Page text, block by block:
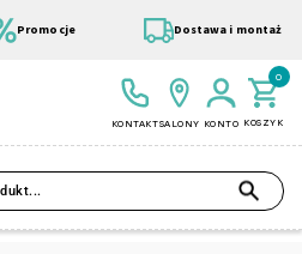
Promocje Dostawa i montaż
KONTAKTSALONY KONTO KOSZYK
0